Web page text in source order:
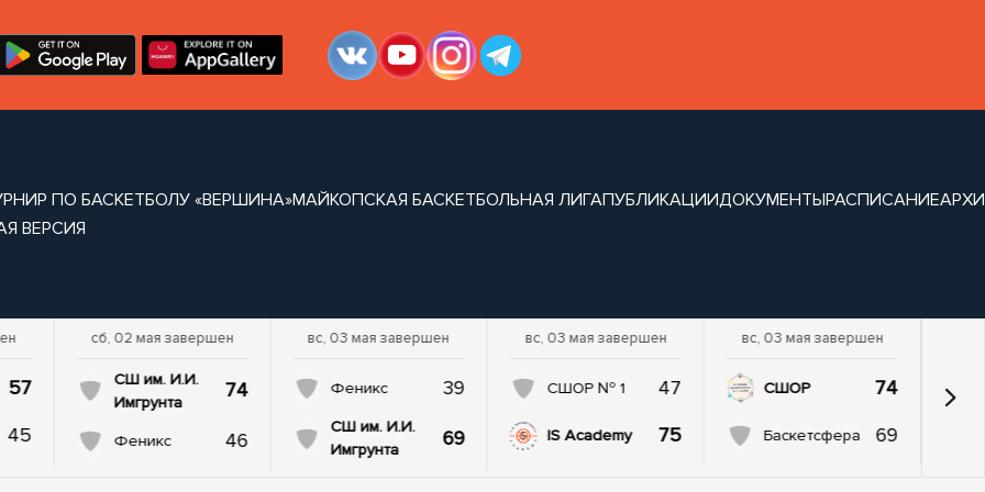
ПО БАСКЕТБОЛУ «ВЕРШИНА»МАЙКОПСКАЯ БАСКЕТБОЛЬНАЯ ЛИГАПУБЛИКАЦИИДОКУМЕНТЫРАСПИСАНИЕ
ВЕРСИЯ
57
45
сб, 02 мая завершен
СШ им. И.И.
Имгрунта
74
Феникс 46
вс, 03 мая завершен
Феникс 39
СШ им. И.И.
Имгрунта
69
вс, 03 мая завершен
СШОР № 1 47
IS Academy 75
вс, 03 мая завершен
СШОР 74
Баскетсфера 69